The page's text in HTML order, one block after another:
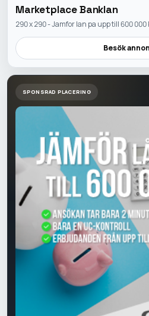
Marketplace Banklan
290 x 290 - Jamfor lan pa upp till 600 000
Besök
SPONSRAD PLACERING